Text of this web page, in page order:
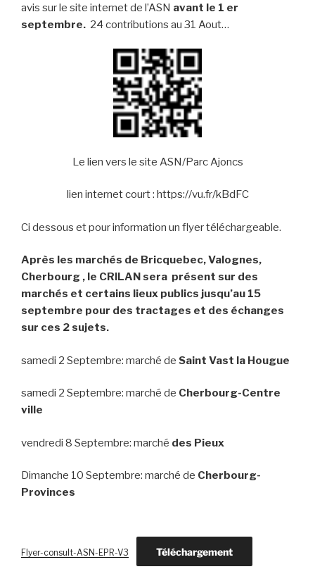
avis sur le site internet de l’ASN avant le 1 er
septembre. 24 contributions au 31 Aout…
Le lien vers le site ASN/Parc Ajoncs
lien internet court : https://vu.fr/kBdFC
Ci dessous et pour information un flyer téléchargeable.
Après les marchés de Bricquebec, Valognes,
Cherbourg , le CRILAN sera présent sur des
marchés et certains lieux publics jusqu’au 15
septembre pour des tractages et des échanges
sur ces 2 sujets.
samedi 2 Septembre: marché de Saint Vast la Hougue
samedi 2 Septembre: marché de Cherbourg-Centre
ville
vendredi 8 Septembre: marché des Pieux
Dimanche 10 Septembre: marché de Cherbourg-
Provinces
Flyer-consult-ASN-EPR-V3 Téléchargement